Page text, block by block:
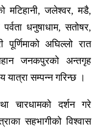
मटिहानी, जलेश्वर, मडै,
धनुषाधाम, सतोषर,
अघिल्लो रात
जनकपुरको अन्तगृह
यात्रा सम्पन्न गरिन्छ ।
चारधामको दर्शन गरे
सहभागीको विश्वास